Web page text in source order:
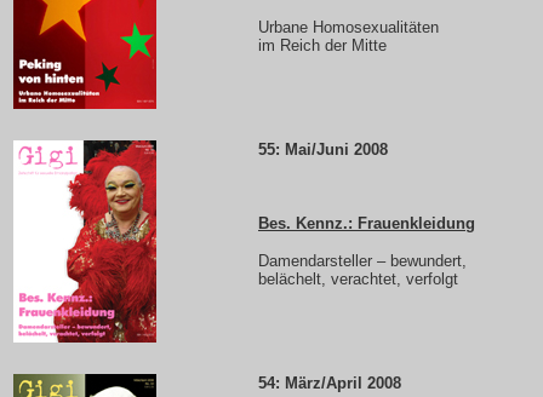
Urbane Homosexualitäten
im Reich der Mitte
55: Mai/Juni 2008
Bes. Kennz.: Frauenkleidung
Damendarsteller – bewundert,
belächelt, verachtet, verfolgt
54: März/April 2008